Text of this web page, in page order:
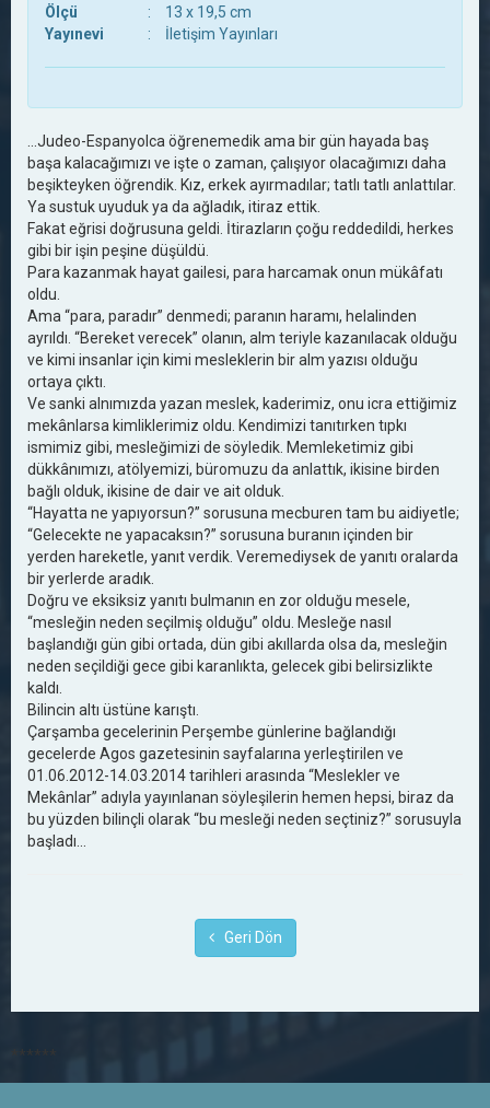
Ölçü
:
13 x 19,5 cm
Yayınevi
: İletişim Yayınları
...Judeo-Espanyolca öğrenemedik ama bir gün hayada baş
başa kalacağımızı ve işte o zaman, çalışıyor olacağımızı daha
beşikteyken öğrendik. Kız, erkek ayırmadılar; tatlı tatlı anlattılar.
Ya sustuk uyuduk ya da ağladık, itiraz ettik.
Fakat eğrisi doğrusuna geldi. İtirazların çoğu reddedildi, herkes
gibi bir işin peşine düşüldü.
Para kazanmak hayat gailesi, para harcamak onun mükâfatı
oldu.
Ama “para, paradır” denmedi; paranın haramı, helalinden
ayrıldı. “Bereket verecek” olanın, alm teriyle kazanılacak olduğu
ve kimi insanlar için kimi mesleklerin bir alm yazısı olduğu
ortaya çıktı.
Ve sanki alnımızda yazan meslek, kaderimiz, onu icra ettiğimiz
mekânlarsa kimliklerimiz oldu. Kendimizi tanıtırken tıpkı
ismimiz gibi, mesleğimizi de söyledik. Memleketimiz gibi
dükkânımızı, atölyemizi, büromuzu da anlattık, ikisine birden
bağlı olduk, ikisine de dair ve ait olduk.
“Hayatta ne yapıyorsun?” sorusuna mecburen tam bu aidiyetle;
“Gelecekte ne yapacaksın?” sorusuna buranın içinden bir
yerden hareketle, yanıt verdik. Veremediysek de yanıtı oralarda
bir yerlerde aradık.
Doğru ve eksiksiz yanıtı bulmanın en zor olduğu mesele,
“mesleğin neden seçilmiş olduğu” oldu. Mesleğe nasıl
başlandığı gün gibi ortada, dün gibi akıllarda olsa da, mesleğin
neden seçildiği gece gibi karanlıkta, gelecek gibi belirsizlikte
kaldı.
Bilincin altı üstüne karıştı.
Çarşamba gecelerinin Perşembe günlerine bağlandığı
gecelerde Agos gazetesinin sayfalarına yerleştirilen ve
01.06.2012-14.03.2014 tarihleri arasında “Meslekler ve
Mekânlar” adıyla yayınlanan söyleşilerin hemen hepsi, biraz da
bu yüzden bilinçli olarak “bu mesleği neden seçtiniz?” sorusuyla
başladı...
Geri Dön
******